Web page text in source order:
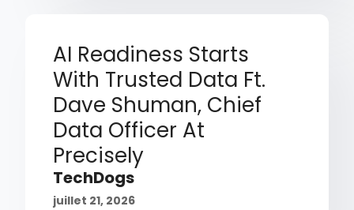
AI Readiness Starts
With Trusted Data Ft.
Dave Shuman, Chief
Data Officer At
Precisely
TechDogs
juillet 21, 2026